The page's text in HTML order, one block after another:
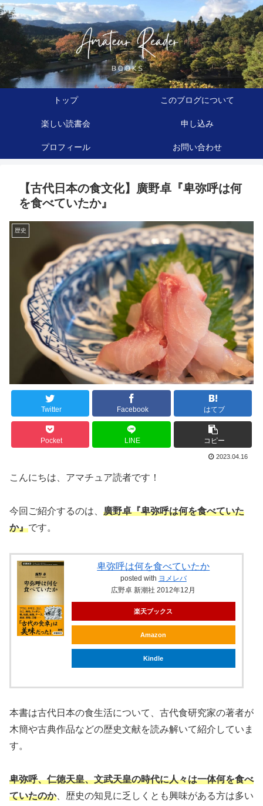
トップ このブログについて
楽しい読書会 申し込み
プロフィール お問い合わせ
【古代日本の食文化】廣野卓『卑弥呼は何
を食べていたか』
歴史
Twitter Facebook はてブ
Pocket LINE コピー
2023.04.16
こんにちは、アマチュア読者です！
今回ご紹介するのは、 廣野卓『卑弥呼は何を食べていた
か』です。
卑弥呼は何を食べていたか
posted with ヨメレバ
広野卓 新潮社 2012年12月
楽天ブックス
Amazon
Kindle
本書は古代日本の食生活について、古代食研究家の著者が
木簡や古典作品などの歴史文献を読み解いて紹介していま
す。
卑弥呼、仁徳天皇、文武天皇の時代に人々は一体何を食べ
ていたのか、歴史の知見に乏しくとも興味がある方は多い